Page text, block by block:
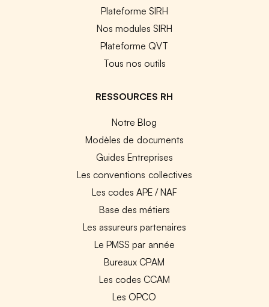
Plateforme SIRH
Nos modules SIRH
Plateforme QVT
Tous nos outils
RESSOURCES RH
Notre Blog
Modèles de documents
Guides Entreprises
Les conventions collectives
Les codes APE / NAF
Base des métiers
Les assureurs partenaires
Le PMSS par année
Bureaux CPAM
Les codes CCAM
Les OPCO